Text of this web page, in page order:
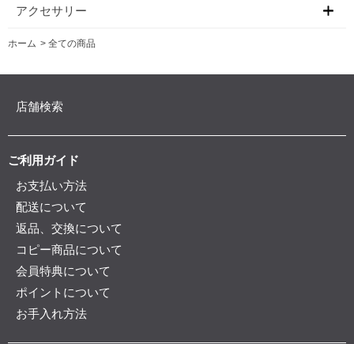
アクセサリー
ホーム > 全ての商品
店舗検索
ご利用ガイド
お支払い方法
配送について
返品、交換について
コピー商品について
会員特典について
ポイントについて
お手入れ方法